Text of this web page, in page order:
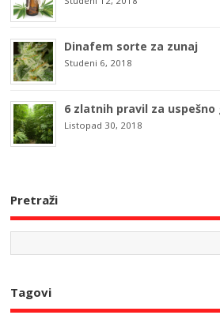
Dinafem sorte za zunaj
Studeni 6, 2018
6 zlatnih pravil za uspešno
Listopad 30, 2018
Pretraži
Tagovi